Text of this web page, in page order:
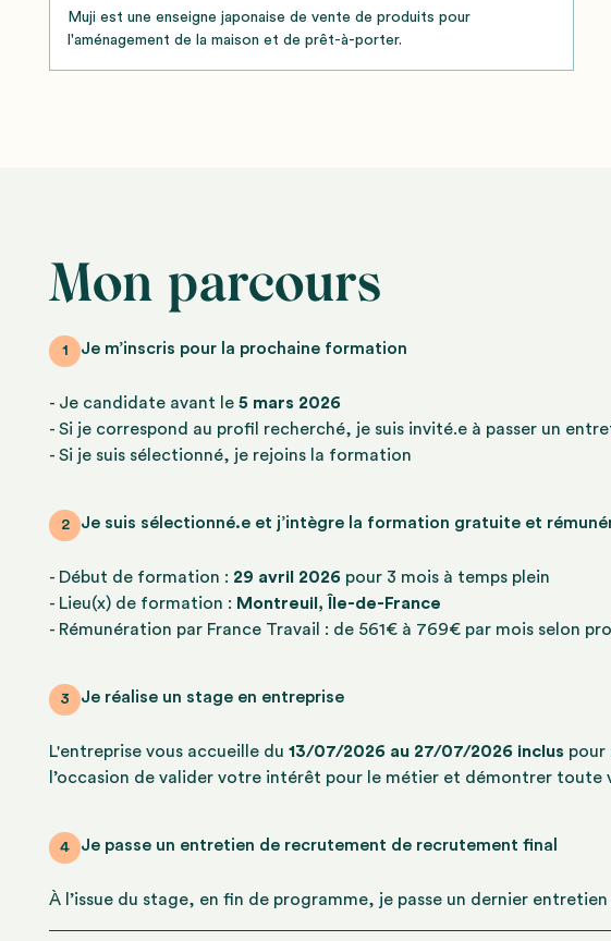
Muji est une enseigne japonaise de vente de produits pour
l'aménagement de la maison et de prêt-à-porter.
Mon parcours
1 Je m’inscris pour la prochaine formation
- Je candidate avant le5 mars 2026
- Si je correspond au profil recherché, je suis invité.e à passer un
- Si je suis sélectionné, je rejoins la formation
2 Je suis sélectionné.e et j’intègre la formation gratuite et
- Début de formation : 29 avril 2026 pour 3 mois à temps plein
- Lieu(x) de formation : Montreuil, Île-de-France
- Rémunération par France Travail : de 561€ à 769€ par mois selon
3 Je réalise un stage en entreprise
L'entreprise vous accueille du13/07/2026 au 27/07/2026 inclus pour
l’occasion de valider votre intérêt pour le métier et démontrer toute
4 Je passe un entretien de recrutement de recrutement final
À l’issue du stage, en fin de programme, je passe un dernier